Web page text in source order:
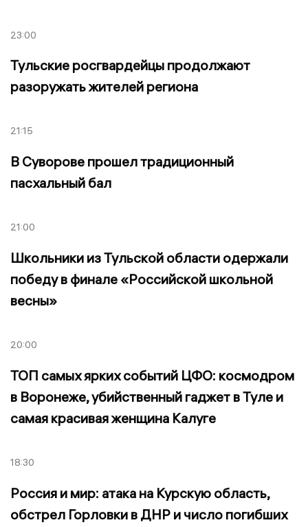
23:00
Тульские росгвардейцы продолжают
разоружать жителей региона
21:15
В Суворове прошел традиционный
пасхальный бал
21:00
Школьники из Тульской области одержали
победу в финале «Российской школьной
весны»
20:00
ТОП самых ярких событий ЦФО: космодром
в Воронеже, убийственный гаджет в Туле и
самая красивая женщина Калуге
18:30
Россия и мир: атака на Курскую область,
обстрел Горловки в ДНР и число погибших